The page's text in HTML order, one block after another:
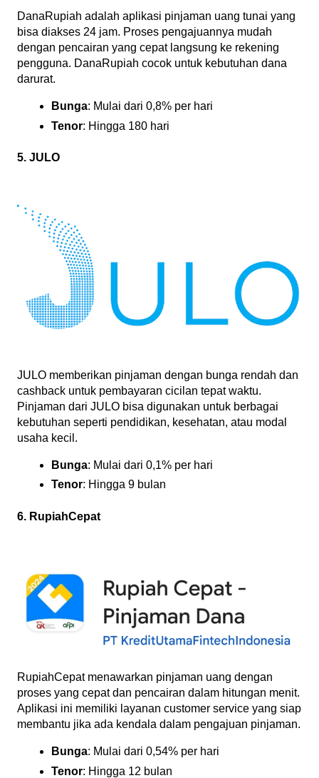
DanaRupiah adalah aplikasi pinjaman uang tunai yang
bisa diakses 24 jam. Proses pengajuannya mudah
dengan pencairan yang cepat langsung ke rekening
pengguna. DanaRupiah cocok untuk kebutuhan dana
darurat.
Bunga: Mulai dari 0,8% per hari
Tenor: Hingga 180 hari
5. JULO
JULO memberikan pinjaman dengan bunga rendah dan
cashback untuk pembayaran cicilan tepat waktu.
Pinjaman dari JULO bisa digunakan untuk berbagai
kebutuhan seperti pendidikan, kesehatan, atau modal
usaha kecil.
Bunga: Mulai dari 0,1% per hari
Tenor: Hingga 9 bulan
6. RupiahCepat
RupiahCepat menawarkan pinjaman uang dengan
proses yang cepat dan pencairan dalam hitungan menit.
Aplikasi ini memiliki layanan customer service yang siap
membantu jika ada kendala dalam pengajuan pinjaman.
Bunga: Mulai dari 0,54% per hari
Tenor: Hingga 12 bulan